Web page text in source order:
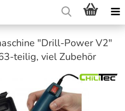
"Drill-Power V2"
teilig, viel Zubehör